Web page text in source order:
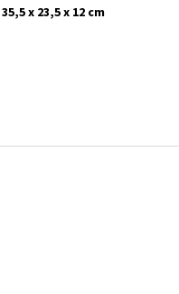
35,5 x 23,5 x 12 cm